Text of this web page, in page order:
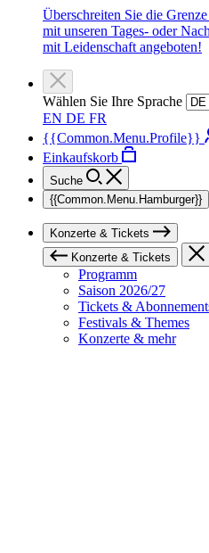
Überschreiten Sie die
mit unseren Tages- oder
mit Leidenschaft angeboten!
Wählen Sie Ihre Sprache
EN DE FR
{{Common.Menu.Profile}}
Einkaufskorb
Suche
{{Common.Menu.Hamburger}}
Konzerte & Tickets
Konzerte & Tickets
Programm
Saison 2026/27
Tickets &
Festivals & Themes
Konzerte & mehr